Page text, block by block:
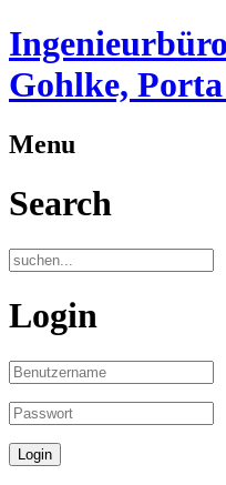
Gohlke,
Menu
Search
Login